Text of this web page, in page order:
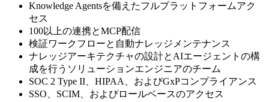
Knowledge Agentsを備えたフルプラットフォームアク
セス
100以上の連携とMCP配信
検証ワークフローと自動ナレッジメンテナンス
ナレッジアーキテクチャの設計とAIエージェントの構
成を行うソリューションエンジニアのチーム
SOC 2 Type II、HIPAA、およびGxPコンプライアンス
SSO、SCIM、およびロールベースのアクセス